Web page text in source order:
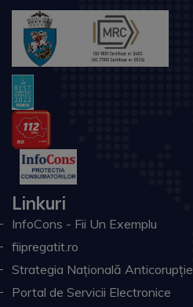
Linkuri
InfoCons - Fii Un Exemplu
fiipregatit.ro
Strategia Națională Anticorupție
Portal de Servicii Electronice